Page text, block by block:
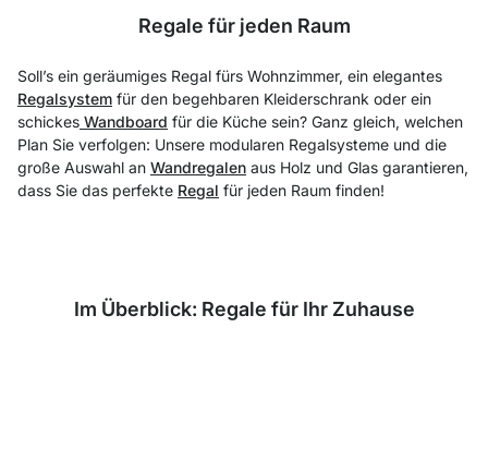
Regale für jeden Raum
Soll’s ein geräumiges Regal fürs Wohnzimmer, ein elegantes
Regalsystem für den begehbaren Kleiderschrank oder ein
schickes Wandboard für die Küche sein? Ganz gleich, welchen
Plan Sie verfolgen: Unsere modularen Regalsysteme und die
große Auswahl an Wandregalen aus Holz und Glas garantieren,
dass Sie das perfekte Regal für jeden Raum finden!
Im Überblick: Regale für Ihr Zuhause